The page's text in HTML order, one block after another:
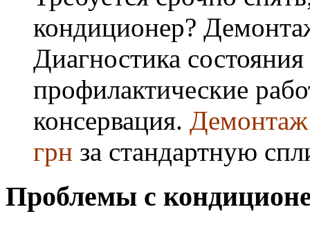
кондиционер?
Диагностика
профилактические
консервация. Демонтаж
грн за стандартную
Проблемы с